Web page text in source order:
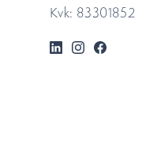
Kvk: 83301852